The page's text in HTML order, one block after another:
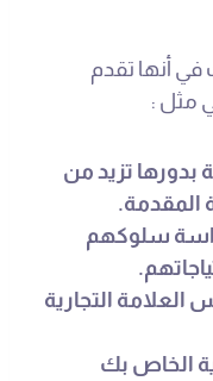
أنها تقدم
مثل :
بدورها تزيد من
المقدمة.
سلوكهم
التجارية
الخاص بك